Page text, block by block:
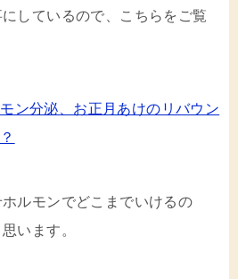
しているので、こちらをご覧
ン分泌、お正月あけのリバウン
ルモンでどこまでいけるの
います。